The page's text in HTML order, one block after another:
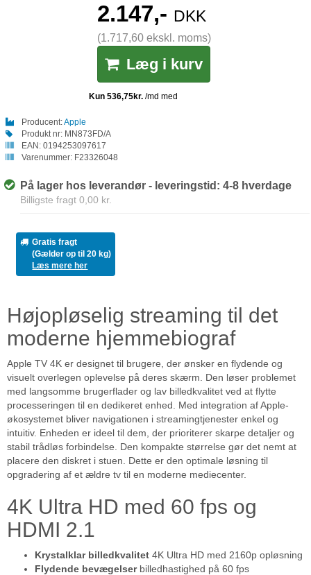
2.147,- DKK
(1.717,60 ekskl. moms)
Læg i kurv
Producent:Apple
Produkt nr: MN873FD/A
EAN: 0194253097617
Varenummer: F23326048
På lager hos leverandør - leveringstid: 4-8 hverdage
Billigste fragt 0,00 kr.
Gratis fragt
(Gælder op til 20 kg)
Læs mere her
Højopløselig streaming til det
moderne hjemmebiograf
Apple TV 4K er designet til brugere, der ønsker en flydende og
visuelt overlegen oplevelse på deres skærm. Den løser problemet
med langsomme brugerflader og lav billedkvalitet ved at flytte
processeringen til en dedikeret enhed. Med integration af Apple-
økosystemet bliver navigationen i streamingtjenester enkel og
intuitiv. Enheden er ideel til dem, der prioriterer skarpe detaljer og
stabil trådløs forbindelse. Den kompakte størrelse gør det nemt at
placere den diskret i stuen. Dette er den optimale løsning til
opgradering af et ældre tv til en moderne mediecenter.
4K Ultra HD med 60 fps og
HDMI 2.1
Krystalklar billedkvalitet 4K Ultra HD med 2160p opløsning
Flydende bevægelserbilledhastighed på 60 fps